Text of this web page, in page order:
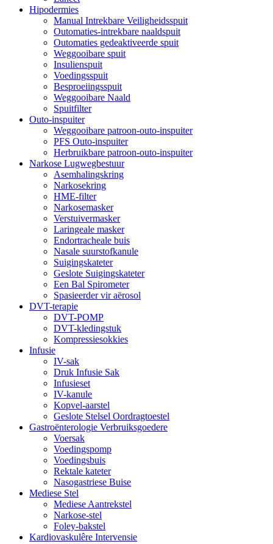
Hipodermies
Manual Intrekbare Veiligheidsspuit
Outomaties-intrekbare naaldspuit
Outomaties gedeaktiveerde spuit
Weggooibare spuit
Insulienspuit
Voedingsspuit
Besproeiingsspuit
Weggooibare Naald
Spuitfilter
Outo-inspuiter
Weggooibare patroon-outo-inspuiter
PFS Outo-inspuiter
Herbruikbare patroon-outo-inspuiter
Narkose Lugwegbestuur
Asemhalingskring
Narkosekring
HME-filter
Narkosemasker
Verstuivermasker
Laringeale masker
Endortracheale buis
Nasale suurstofkanule
Suigingskateter
Geslote Suigingskateter
Een Bal Spirometer
Spasieerder vir aërosol
DVT-terapie
DVT-POMP
DVT-kledingstuk
Kompressiesokkies
Infusie
IV-sak
Druk Infusie Sak
Infusieset
IV-kanule
Kopvel-aarstel
Geslote Stelsel Oordragtoestel
Gastroënterologie Verbruiksgoedere
Voersak
Voedingspomp
Voedingsbuis
Rektale kateter
Nasogastriese Buise
Mediese Stel
Mediese Aantrekstel
Narkose-stel
Foley-bakstel
Kardiovaskulêre Intervensie